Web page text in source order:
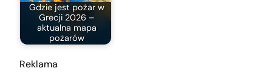
Gdzie jest pożar w
Grecji 2026 –
aktualna mapa
pożarów
Reklama